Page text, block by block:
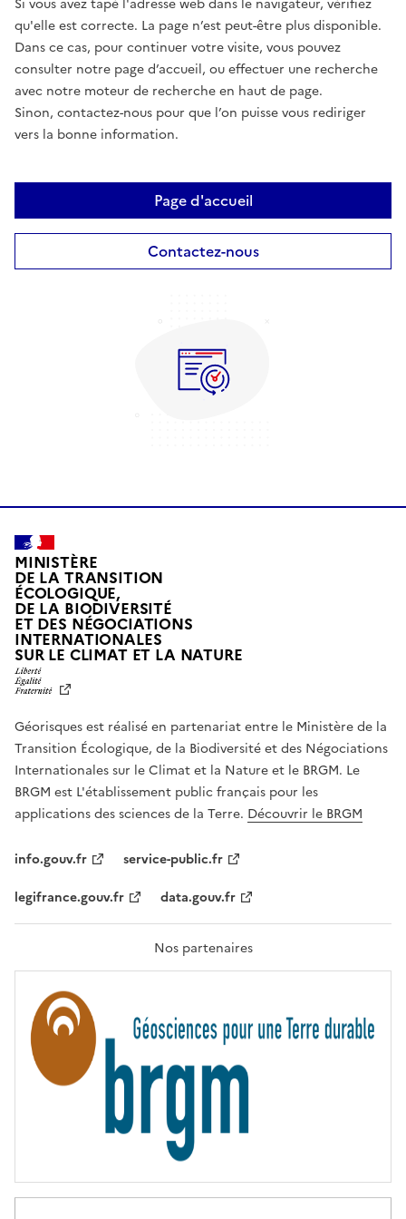
Si vous avez tapé l'adresse web dans le navigateur, vérifiez
qu'elle est correcte. La page n’est peut-être plus disponible.
Dans ce cas, pour continuer votre visite, vous pouvez
consulter notre page d’accueil, ou effectuer une recherche
avec notre moteur de recherche en haut de page.
Sinon, contactez-nous pour que l’on puisse vous rediriger
vers la bonne information.
Page d'accueil
Contactez-nous
MINISTÈRE
DE LA TRANSITION
ÉCOLOGIQUE,
DE LA BIODIVERSITÉ
ET DES NÉGOCIATIONS
INTERNATIONALES
SUR LE CLIMAT ET LA NATUREL
T
É
,
É
G
A
L
F
A
T
R
T
É
Géorisques est réalisé en partenariat entre le Ministère de la
Transition Écologique, de la Biodiversité et des Négociations
Internationales sur le Climat et la Nature et le BRGM. Le
BRGM est L'établissement public français pour les
applications des sciences de la Terre. Découvrir le BRGM
info.gouv.fr
service-public.fr
legifrance.gouv.fr
data.gouv.fr
Nos partenaires